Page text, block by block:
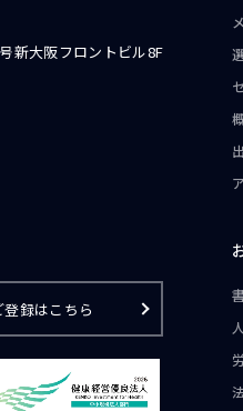
新大阪フロントビル8F
録はこちら